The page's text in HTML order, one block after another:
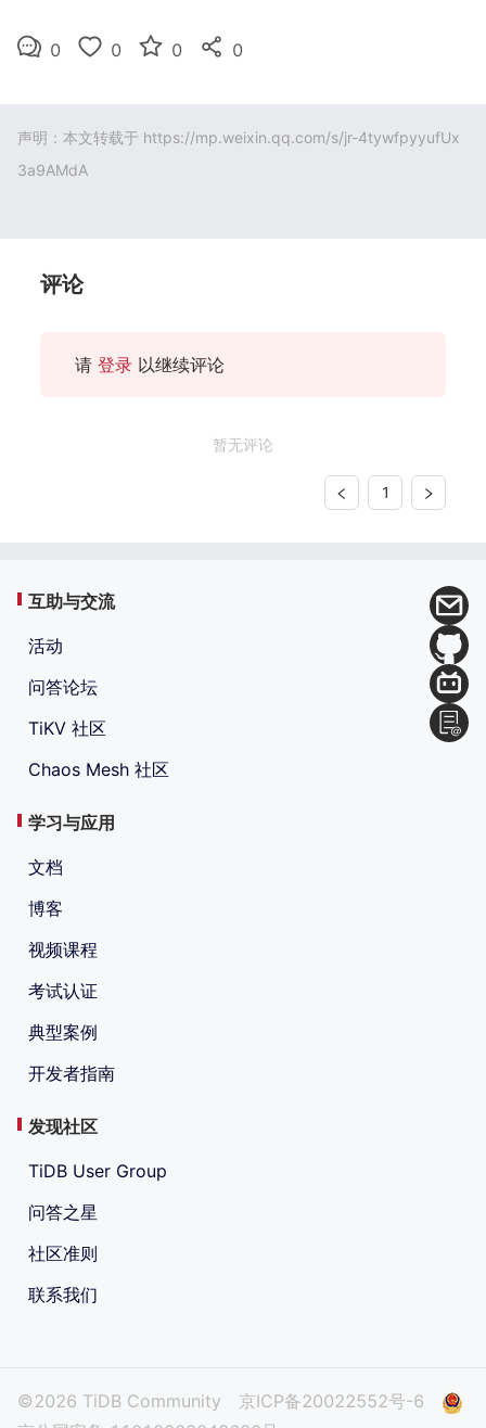
0 0 0 0
声明：本文转载于 https://mp.weixin.qq.com/s/jr-4tywfpyyufUx
3a9AMdA
评论
请 登录 以继续评论
暂无评论
1
互助与交流
活动
问答论坛
TiKV 社区
Chaos Mesh 社区
学习与应用
文档
博客
视频课程
考试认证
典型案例
开发者指南
发现社区
TiDB User Group
问答之星
社区准则
联系我们
©2026 TiDB Community
京ICP备20022552号-6